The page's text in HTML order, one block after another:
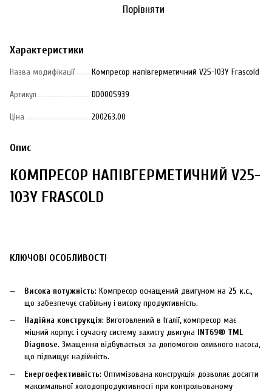
Порівняти
Характеристики
Назва модифікації Компресор напівгерметичний V25-103Y Frascold
Артикул DD0005939
Ціна 200263.00
Опис
КОМПРЕСОР НАПІВГЕРМЕТИЧНИЙ V25-
103Y FRASCOLD
КЛЮЧОВІ ОСОБЛИВОСТІ
Висока потужність: Компресор оснащений двигуном на 25 к.с.,
що забезпечує стабільну і високу продуктивність.
Надійна конструкція: Виготовлений в Італії, компресор має
міцний корпус і сучасну систему захисту двигуна INT69® TML
Diagnose. Змащення відбувається за допомогою оливного насоса,
що підвищує надійність.
Енергоефективність: Оптимізована конструкція дозволяє досягти
максимальної холодопродуктивності при контрольованому